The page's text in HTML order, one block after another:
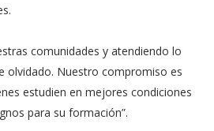
comunidades y atendiendo lo
olvidado. Nuestro compromiso es
estudien en mejores condiciones
para su formación”.